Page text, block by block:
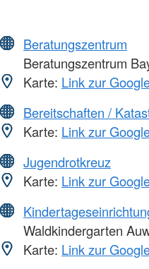
Beratungszentrum
Beratungszentrum
Karte: Link zur
Bereitschaften /
Karte: Link zur
Jugendrotkreuz
Karte: Link zur
Waldkindergarten
Karte: Link zur